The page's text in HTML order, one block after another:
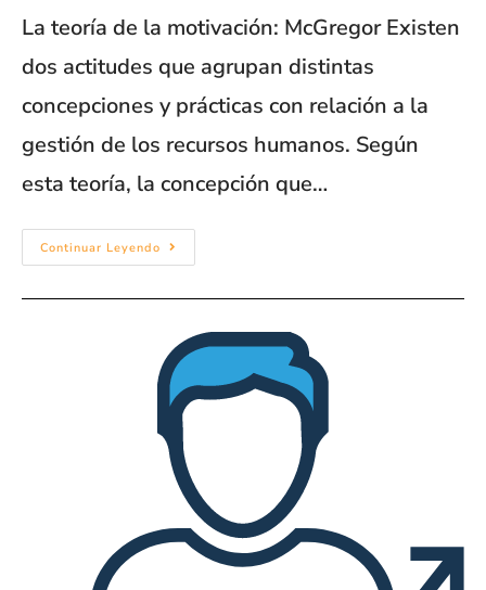
La teoría de la motivación: McGregor Existen
dos actitudes que agrupan distintas
concepciones y prácticas con relación a la
gestión de los recursos humanos. Según
esta teoría, la concepción que…
Continuar Leyendo